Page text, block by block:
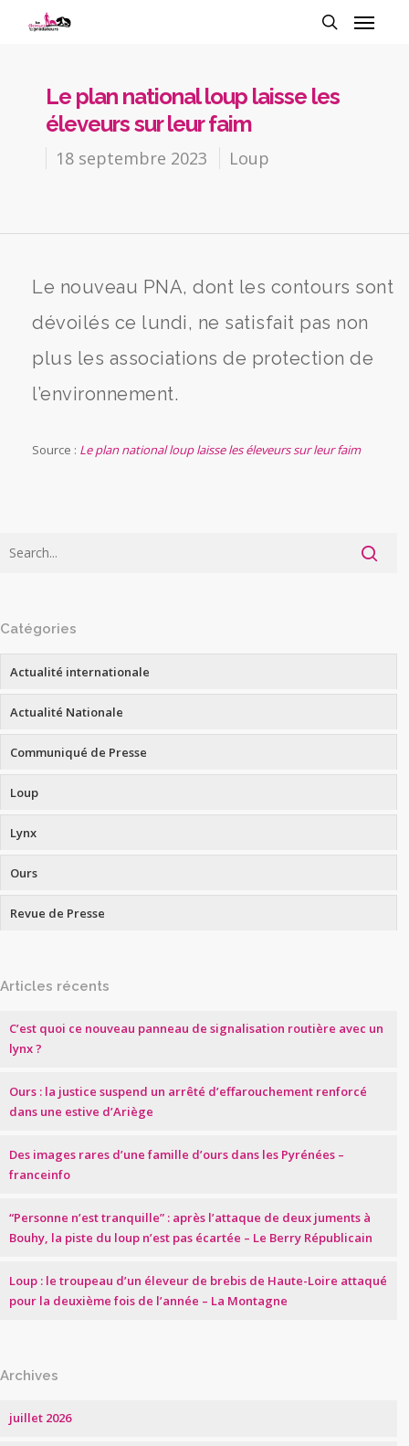
Le plan national loup laisse les
éleveurs sur leur faim
18 septembre 2023 Loup
Le nouveau PNA, dont les contours sont
dévoilés ce lundi, ne satisfait pas non
plus les associations de protection de
l’environnement.
Source : Le plan national loup laisse les éleveurs sur leur faim
Catégories
Actualité internationale
Actualité Nationale
Communiqué de Presse
Loup
Lynx
Ours
Revue de Presse
Articles récents
C’est quoi ce nouveau panneau de signalisation routière avec un
lynx ?
Ours : la justice suspend un arrêté d’effarouchement renforcé
dans une estive d’Ariège
Des images rares d’une famille d’ours dans les Pyrénées –
franceinfo
“Personne n’est tranquille” : après l’attaque de deux juments à
Bouhy, la piste du loup n’est pas écartée – Le Berry Républicain
Loup : le troupeau d’un éleveur de brebis de Haute-Loire attaqué
pour la deuxième fois de l’année – La Montagne
Archives
juillet 2026